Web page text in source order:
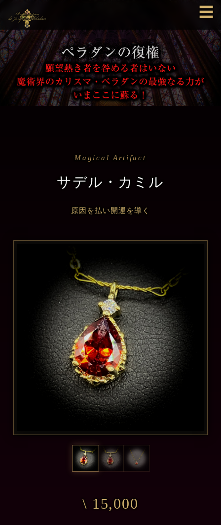
☰
Magical Artifact
サデル・カミル
原因を払い開運を導く
\ 15,000